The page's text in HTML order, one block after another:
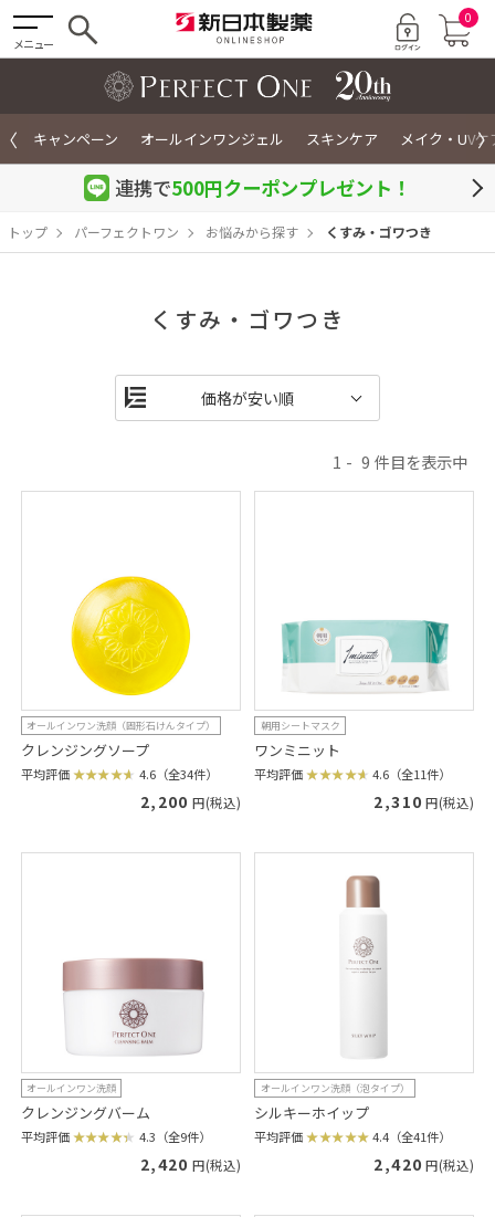
メニュー
0
〈 キャンペーン オールインワンジェル スキンケア メイク・UVケ
〉
連携で500円クーポンプレゼント！
トップ パーフェクトワン お悩みから探す くすみ・ゴワつき
くすみ・ゴワつき
1 9
オールインワン洗顔（固形石けんタイプ）
クレンジングソープ
平均評価 4.6（全34件）
2,200 円(税込)
朝用シートマスク
ワンミニット
平均評価 4.6（全11件）
2,310 円(税込)
オールインワン洗顔
クレンジングバーム
平均評価 4.3（全9件）
2,420 円(税込)
オールインワン洗顔（泡タイプ）
シルキーホイップ
平均評価 4.4（全41件）
2,420 円(税込)